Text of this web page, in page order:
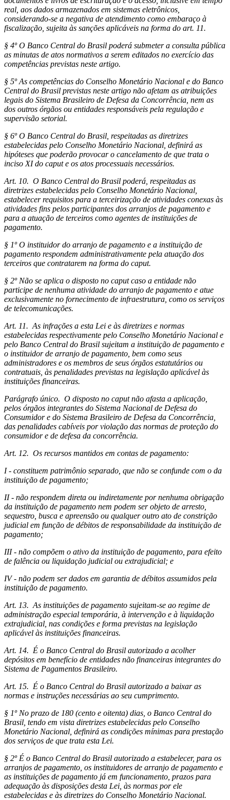
real, aos dados armazenados em sistemas eletrônicos,
considerando-se a negativa de atendimento como embaraço à
fiscalização, sujeita às sanções aplicáveis na forma do art. 11.
§ 4º O Banco Central do Brasil poderá submeter a consulta pública
as minutas de atos normativos a serem editados no exercício das
competências previstas neste artigo.
§ 5º As competências do Conselho Monetário Nacional e do Banco
Central do Brasil previstas neste artigo não afetam as atribuições
legais do Sistema Brasileiro de Defesa da Concorrência, nem as
dos outros órgãos ou entidades responsáveis pela regulação e
supervisão setorial.
§ 6º O Banco Central do Brasil, respeitadas as diretrizes
estabelecidas pelo Conselho Monetário Nacional, definirá as
hipóteses que poderão provocar o cancelamento de que trata o
inciso XI do caput e os atos processuais necessários.
Art. 10. O Banco Central do Brasil poderá, respeitadas as
diretrizes estabelecidas pelo Conselho Monetário Nacional,
estabelecer requisitos para a terceirização de atividades conexas às
atividades fins pelos participantes dos arranjos de pagamento e
para a atuação de terceiros como agentes de instituições de
pagamento.
§ 1º O instituidor do arranjo de pagamento e a instituição de
pagamento respondem administrativamente pela atuação dos
terceiros que contratarem na forma do caput.
§ 2º Não se aplica o disposto no caput caso a entidade não
participe de nenhuma atividade do arranjo de pagamento e atue
exclusivamente no fornecimento de infraestrutura, como os serviços
de telecomunicações.
Art. 11. As infrações a esta Lei e às diretrizes e normas
estabelecidas respectivamente pelo Conselho Monetário Nacional e
pelo Banco Central do Brasil sujeitam a instituição de pagamento e
o instituidor de arranjo de pagamento, bem como seus
administradores e os membros de seus órgãos estatutários ou
contratuais, às penalidades previstas na legislação aplicável às
instituições financeiras.
Parágrafo único. O disposto no caput não afasta a aplicação,
pelos órgãos integrantes do Sistema Nacional de Defesa do
Consumidor e do Sistema Brasileiro de Defesa da Concorrência,
das penalidades cabíveis por violação das normas de proteção do
consumidor e de defesa da concorrência.
Art. 12. Os recursos mantidos em contas de pagamento:
I - constituem patrimônio separado, que não se confunde com o da
instituição de pagamento;
II - não respondem direta ou indiretamente por nenhuma obrigação
da instituição de pagamento nem podem ser objeto de arresto,
sequestro, busca e apreensão ou qualquer outro ato de constrição
judicial em função de débitos de responsabilidade da instituição de
pagamento;
III - não compõem o ativo da instituição de pagamento, para efeito
de falência ou liquidação judicial ou extrajudicial; e
IV - não podem ser dados em garantia de débitos assumidos pela
instituição de pagamento.
Art. 13. As instituições de pagamento sujeitam-se ao regime de
administração especial temporária, à intervenção e à liquidação
extrajudicial, nas condições e forma previstas na legislação
aplicável às instituições financeiras.
Art. 14. É o Banco Central do Brasil autorizado a acolher
depósitos em benefício de entidades não financeiras integrantes do
Sistema de Pagamentos Brasileiro.
Art. 15. É o Banco Central do Brasil autorizado a baixar as
normas e instruções necessárias ao seu cumprimento.
§ 1º No prazo de 180 (cento e oitenta) dias, o Banco Central do
Brasil, tendo em vista diretrizes estabelecidas pelo Conselho
Monetário Nacional, definirá as condições mínimas para prestação
dos serviços de que trata esta Lei.
§ 2º É o Banco Central do Brasil autorizado a estabelecer, para os
arranjos de pagamento, os instituidores de arranjo de pagamento e
as instituições de pagamento já em funcionamento, prazos para
adequação às disposições desta Lei, às normas por ele
estabelecidas e às diretrizes do Conselho Monetário Nacional.